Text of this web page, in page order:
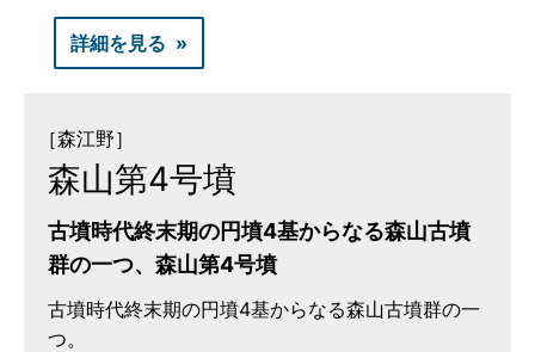
詳細を見る
［森江野］
森山第4号墳
古墳時代終末期の円墳4基からなる森山古墳
群の一つ、森山第4号墳
古墳時代終末期の円墳4基からなる森山古墳群の一
つ。